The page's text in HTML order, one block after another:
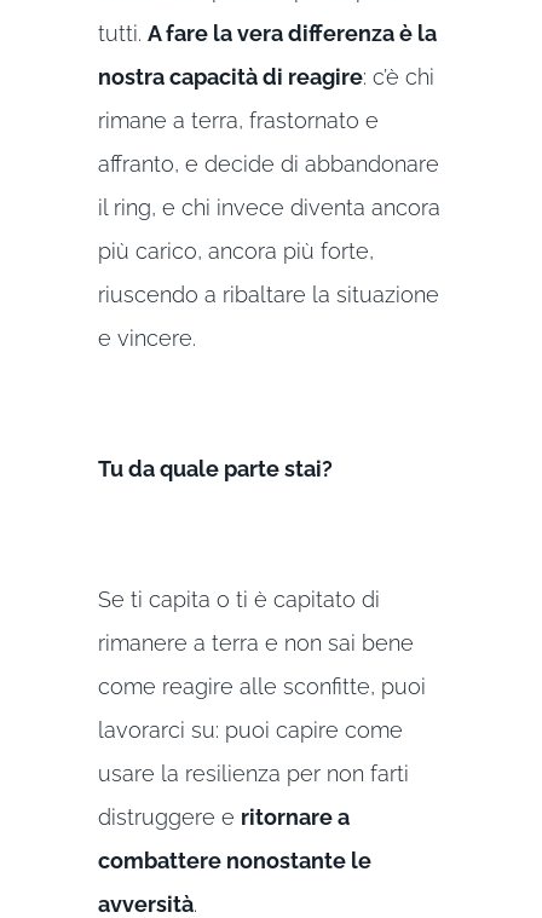
tutti. A fare la vera differenza è la
nostra capacità di reagire: c’è chi
rimane a terra, frastornato e
affranto, e decide di abbandonare
il ring, e chi invece diventa ancora
più carico, ancora più forte,
riuscendo a ribaltare la situazione
e vincere.
Tu da quale parte stai?
Se ti capita o ti è capitato di
rimanere a terra e non sai bene
come reagire alle sconfitte, puoi
lavorarci su: puoi capire come
usare la resilienza per non farti
distruggere e ritornare a
combattere nonostante le
avversità.